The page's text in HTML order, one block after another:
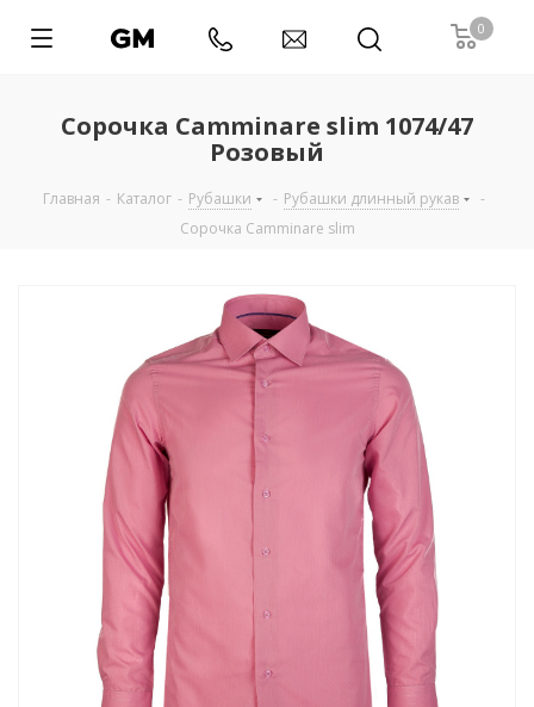
0
Сорочка Camminare slim 1074/47
Розовый
Главная - Каталог - Рубашки - Рубашки длинный рукав
-
Сорочка Camminare slim